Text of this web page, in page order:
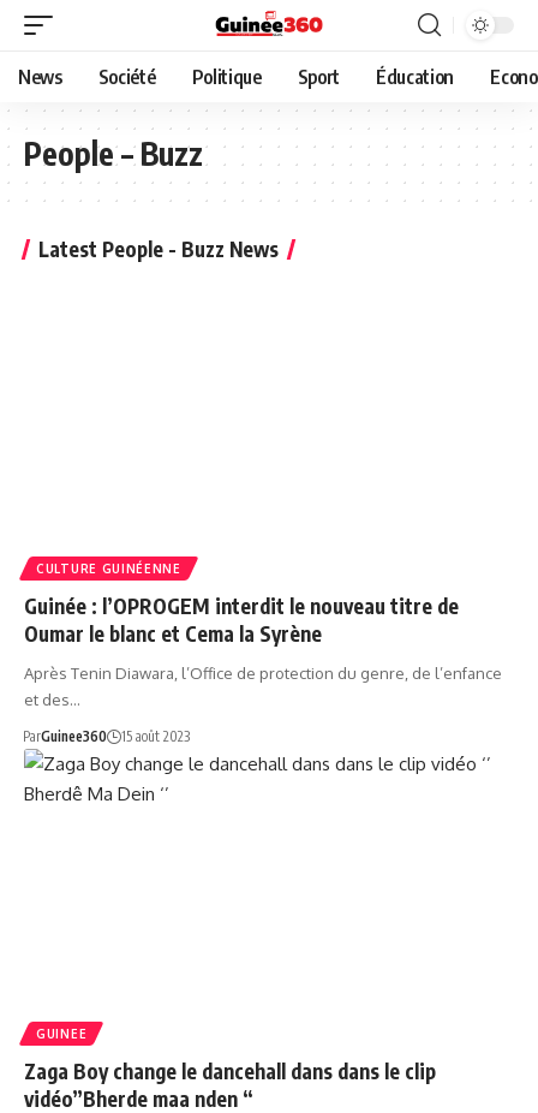
News Société Politique Sport Éducation
People – Buzz
Latest People - Buzz News
CULTURE GUINÉENNE
Guinée : l’OPROGEM interdit le nouveau titre de
Oumar le blanc et Cema la Syrène
Après Tenin Diawara, l’Office de protection du genre, de l’enfance
et des…
ParGuinee360 15 août 2023
GUINEE
Zaga Boy change le dancehall dans dans le clip
vidéo”Bherde maa nden “